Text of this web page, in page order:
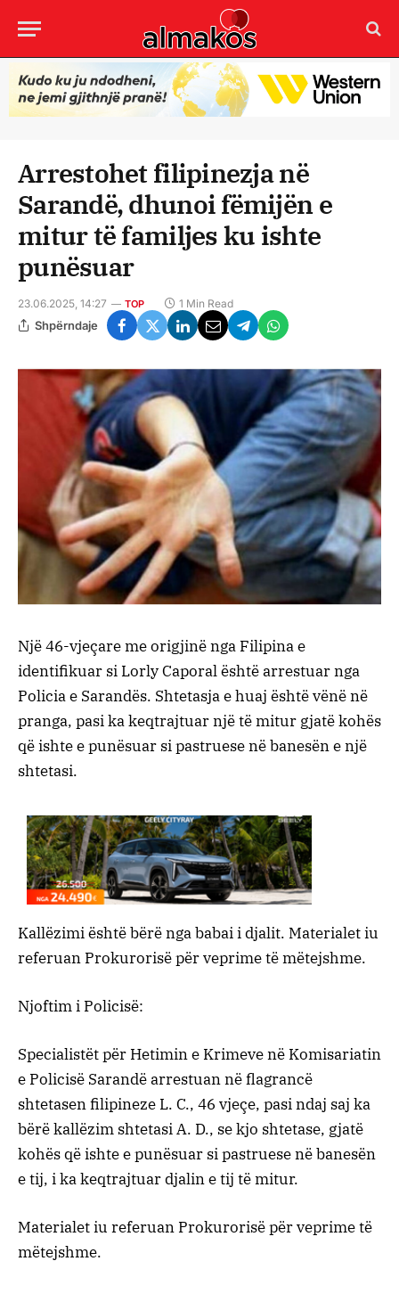
Arrestohet filipinezja në
Sarandë, dhunoi fëmijën e
mitur të familjes ku ishte
punësuar
23.06.2025, 14:27 TOP 1 Min Read
Shpërndaje
Një 46-vjeçare me origjinë nga Filipina e
identifikuar si Lorly Caporal është arrestuar nga
Policia e Sarandës. Shtetasja e huaj është vënë në
pranga, pasi ka keqtrajtuar një të mitur gjatë kohës
që ishte e punësuar si pastruese në banesën e një
shtetasi.
Kallëzimi është bërë nga babai i djalit. Materialet iu
referuan Prokurorisë për veprime të mëtejshme.
Njoftim i Policisë:
Specialistët për Hetimin e Krimeve në Komisariatin
e Policisë Sarandë arrestuan në flagrancë
shtetasen filipineze L. C., 46 vjeçe, pasi ndaj saj ka
bërë kallëzim shtetasi A. D., se kjo shtetase, gjatë
kohës që ishte e punësuar si pastruese në banesën
e tij, i ka keqtrajtuar djalin e tij të mitur.
Materialet iu referuan Prokurorisë për veprime të
mëtejshme.